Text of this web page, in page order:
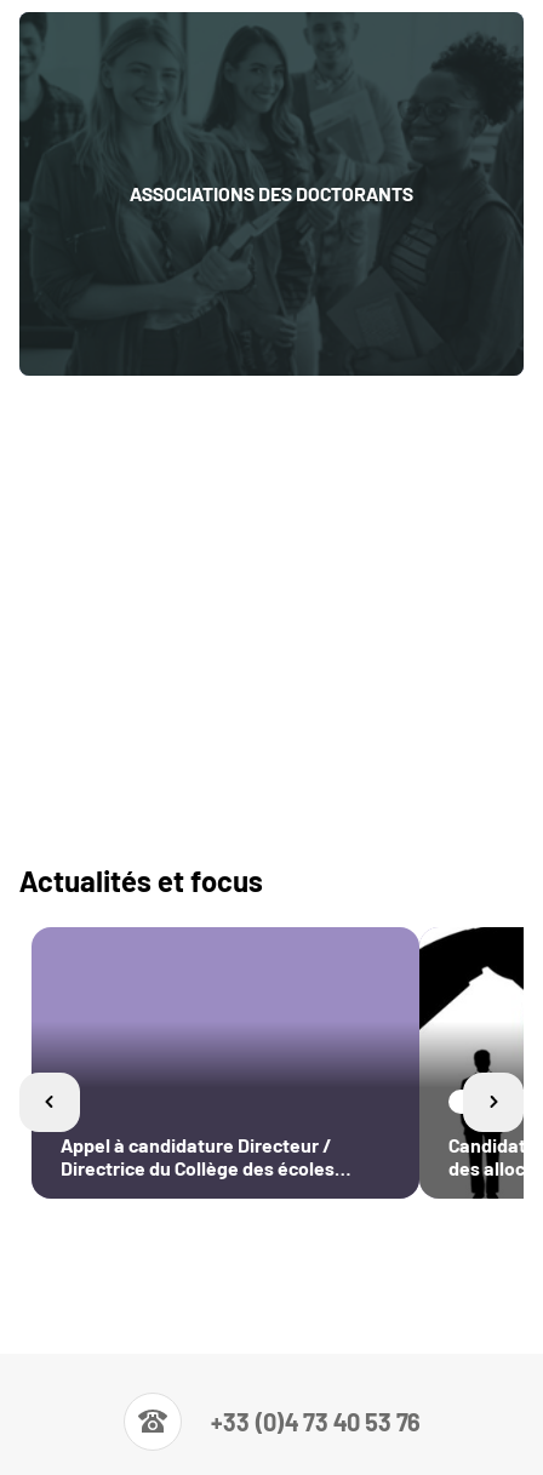
ASSOCIATIONS DES DOCTORANTS
Actualités et focus
Appel à candidature Directeur /
Directrice du Collège des écoles
Sciences
des
+33 (0)4 73 40 53 76